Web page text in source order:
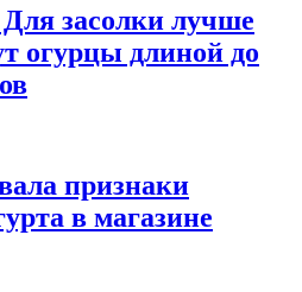
засолки лучше
огурцы длиной до
признаки
в магазине